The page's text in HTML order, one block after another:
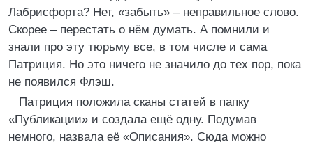
Лабрисфорта? Нет, «забыть» – неправильное слово.
Скорее – перестать о нём думать. А помнили и
знали про эту тюрьму все, в том числе и сама
Патриция. Но это ничего не значило до тех пор, пока
не появился Флэш.
Патриция положила сканы статей в папку
«Публикации» и создала ещё одну. Подумав
немного, назвала её «Описания». Сюда можно